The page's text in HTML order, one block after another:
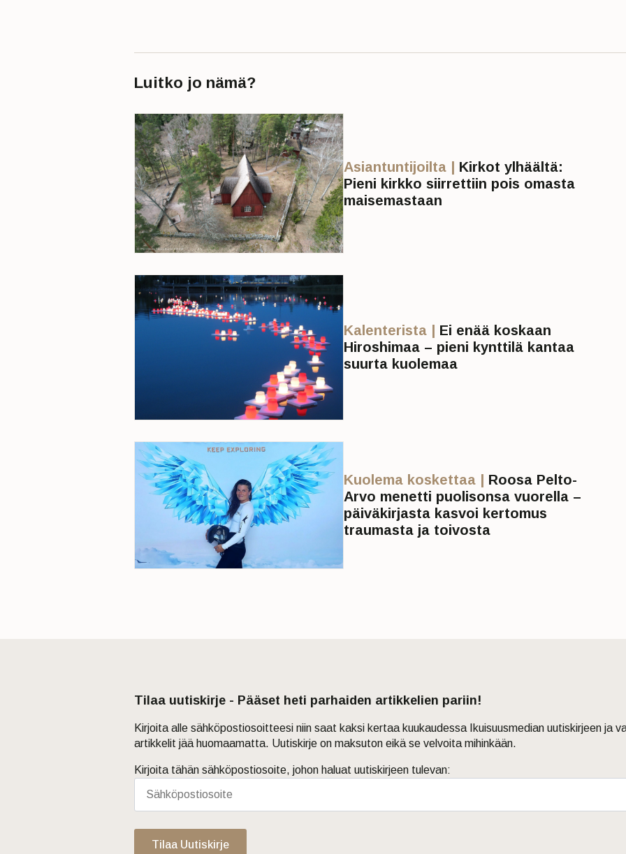
Luitko jo nämä?
Asiantuntijoilta | Kirkot ylhäältä:
Pieni kirkko siirrettiin pois omasta
maisemastaan
Kalenterista | Ei enää koskaan
Hiroshimaa – pieni kynttilä kantaa
suurta kuolemaa
Kuolema koskettaa | Roosa Pelto-
Arvo menetti puolisonsa vuorella –
päiväkirjasta kasvoi kertomus
traumasta ja toivosta
Tilaa uutiskirje - Pääset heti parhaiden artikkelien pariin!
Kirjoita alle sähköpostiosoitteesi niin saat kaksi kertaa kuukaudessa Ikuisuusmedian uutiskirjeen ja
artikkelit jää huomaamatta. Uutiskirje on maksuton eikä se velvoita mihinkään.
Kirjoita tähän sähköpostiosoite, johon haluat uutiskirjeen tulevan:
Tilaa Uutiskirje